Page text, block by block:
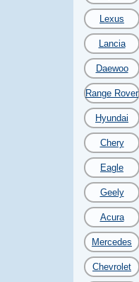
Lexus
Lancia
Daewoo
Range Rover
Hyundai
Chery
Eagle
Geely
Acura
Mercedes
Chevrolet